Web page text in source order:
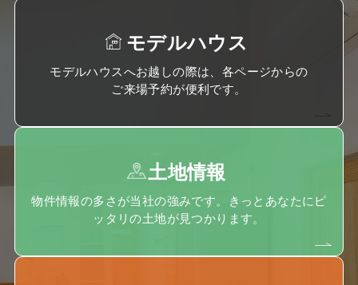
モデルハウス
モデルハウスへお越しの際は、各ページからの
ご来場予約が便利です。
土地情報
物件情報の多さが当社の強みです。きっとあなたにピ
ッタリの土地が見つかります。